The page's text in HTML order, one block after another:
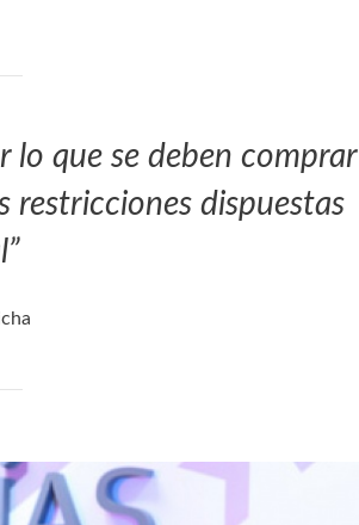
lo que se deben comprar
restricciones dispuestas